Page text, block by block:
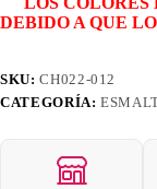
DEBIDO A QUE
SKU:CH022-012
CATEGORÍA: